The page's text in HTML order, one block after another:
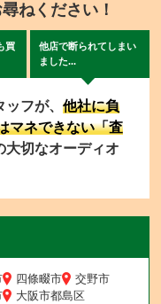
ねください！
買
他店で断られてしまい
ました...
ッフが、他社に負
マネできない「査
大切なオーディオ
四條畷市
交野市
大阪市都島区